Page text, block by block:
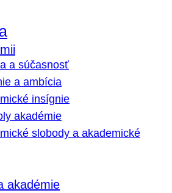
a súčasnosť
a ambícia
insígnie
akadémie
slobody a akademické
akadémie